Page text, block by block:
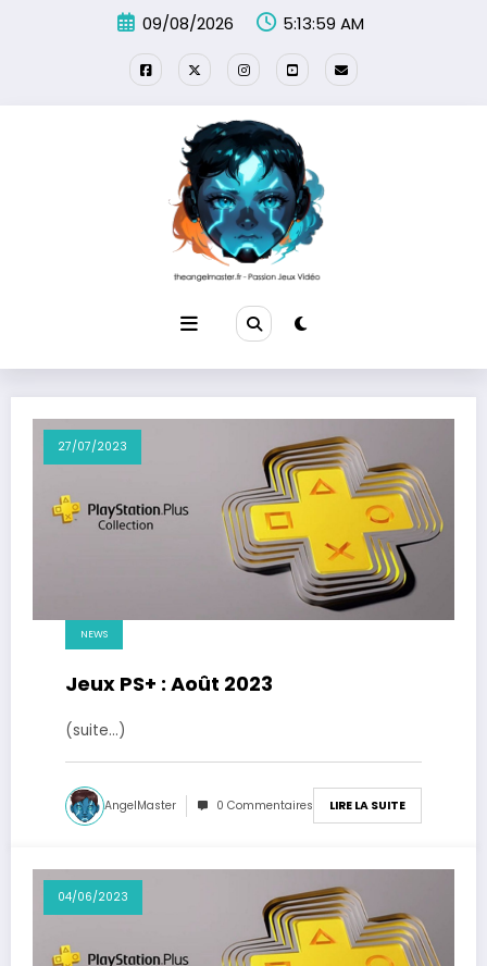
09/08/2026 5:14:00 AM
27/07/2023
NEWS
Jeux PS+ : Août 2023
(suite…)
AngelMaster 0 Commentaires LIRE LA SUITE
04/06/2023